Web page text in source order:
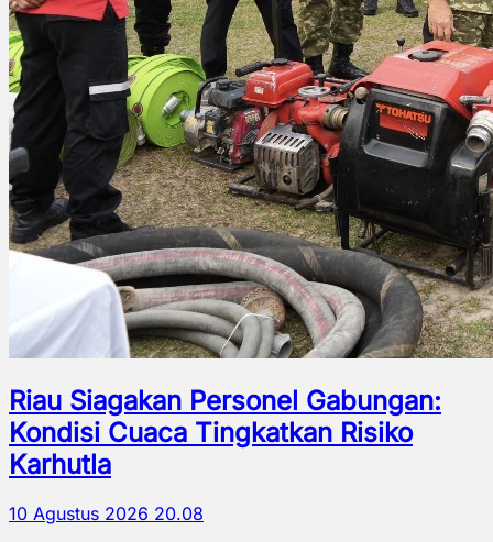
Riau Siagakan Personel Gabungan:
Kondisi Cuaca Tingkatkan Risiko
Karhutla
10 Agustus 2026 20.08